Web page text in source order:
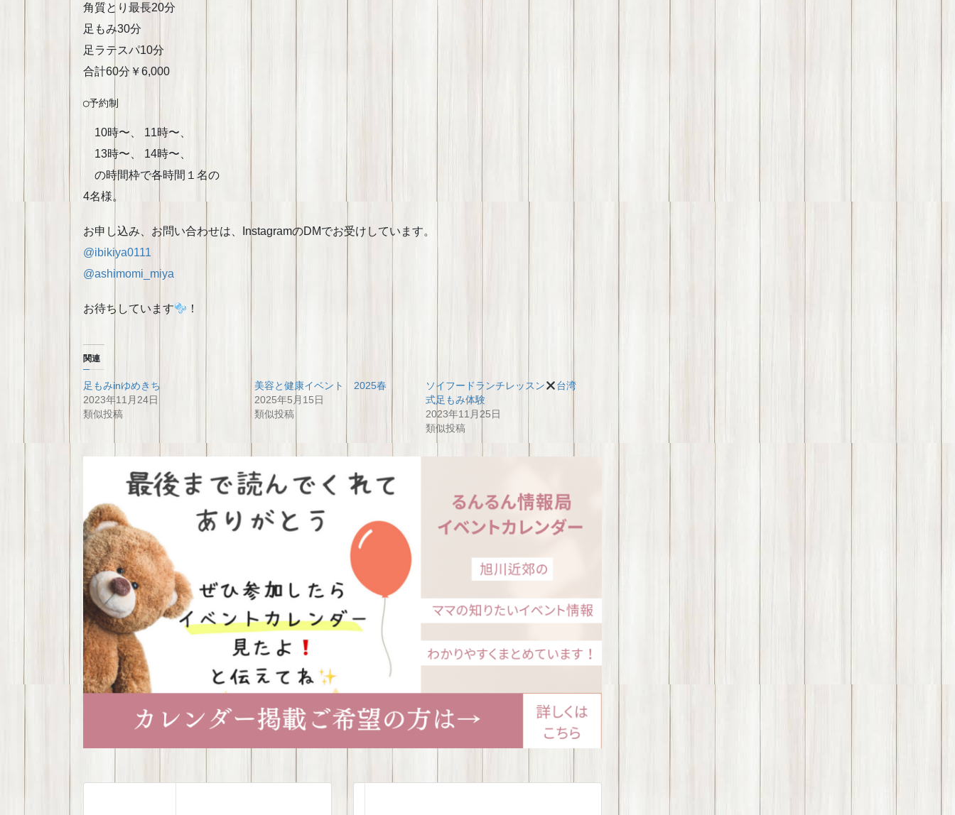
角質とり最長20分
足もみ30分
足ラテスパ10分
合計60分￥6,000
◯予約制
10時〜、 11時〜、
13時〜、 14時〜、
の時間枠で各時間１名の
4名様。
お申し込み、お問い合わせは、InstagramのDMでお受けしています。
@ibikiya0111
@ashimomi_miya
お待ちしています ！
関連
足もみinゆめきち
2023年11月24日
類似投稿
美容と健康イベント 2025春
2025年5月15日
類似投稿
ソイフードランチレッスン
台湾
式足もみ体験
2023年11月25日
類似投稿